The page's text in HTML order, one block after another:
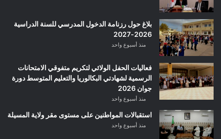
بلاغ حول رزنامة الدخول المدرسي للسنة الدراسية
2026-2027
منذ أسبوع واحد
فعاليات الحفل الولائي لتكريم متفوقي الامتحانات
الرسمية لشهادتي البكالوريا والتعليم المتوسط دورة
جوان 2026
منذ أسبوع واحد
استقبالات المواطنين على مستوى مقر ولاية المسيلة
منذ أسبوع واحد